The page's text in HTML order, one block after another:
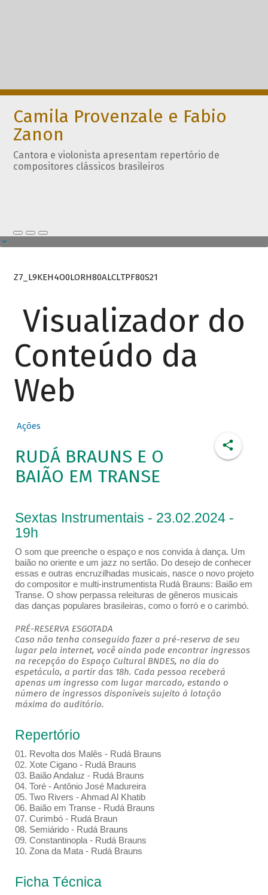
Camila Provenzale e Fabio
Zanon
Cantora e violonista apresentam repertório de
compositores clássicos brasileiros
Z7_L9KEH4O0LORH80ALCLTPF80S21
Visualizador do
Conteúdo da
Web
Ações
RUDÁ BRAUNS E O
BAIÃO EM TRANSE
Sextas Instrumentais - 23.02.2024 -
19h
O som que preenche o espaço e nos convida à dança. Um
baião no oriente e um jazz no sertão. Do desejo de conhecer
essas e outras encruzilhadas musicais, nasce o novo projeto
do compositor e multi-instrumentista Rudá Brauns: Baião em
Transe. O show perpassa releituras de gêneros musicais
das danças populares brasileiras, como o forró e o carimbó.
PRÉ-RESERVA ESGOTADA
Caso não tenha conseguido fazer a pré-reserva de seu
lugar pela internet, você ainda pode encontrar ingressos
na recepção do Espaço Cultural BNDES, no dia do
espetáculo, a partir das 18h. Cada pessoa receberá
apenas um ingresso com lugar marcado, estando o
número de ingressos disponíveis sujeito à lotação
máxima do auditório.
Repertório
01. Revolta dos Malês - Rudá Brauns
02. Xote Cigano - Rudá Brauns
03. Baião Andaluz - Rudá Brauns
04. Toré - Antônio José Madureira
05. Two Rivers - Ahmad Al Khatib
06. Baião em Transe - Rudá Brauns
07. Curimbó - Rudá Braun
08. Semiárido - Rudá Brauns
09. Constantinopla - Rudá Brauns
10. Zona da Mata - Rudá Brauns
Ficha Técnica